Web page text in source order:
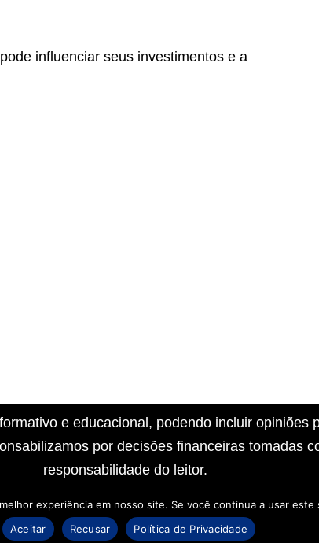
influenciar seus investimentos e a
e educacional, podendo incluir opiniões
por decisões financeiras tomadas
responsabilidade do leitor.
de Uso
experiência em nosso site. Se você continua a usar
Aceitar
Recusar Política de Privacidade